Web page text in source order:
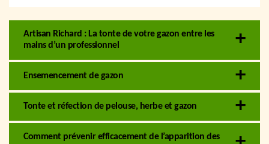
Artisan Richard : La tonte de votre gazon entre les
mains d’un professionnel
Ensemencement de gazon
Tonte et réfection de pelouse, herbe et gazon
Comment prévenir efficacement de l’apparition des